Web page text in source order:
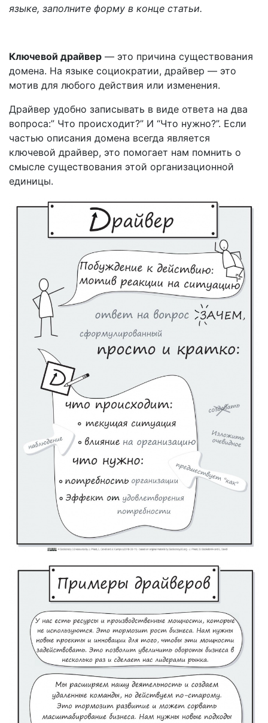
языке, заполните форму в конце статьи.
Ключевой драйвер — это причина существования
домена. На языке социократии, драйвер — это
мотив для любого действия или изменения.
Драйвер удобно записывать в виде ответа на два
вопроса:” Что происходит?” И “Что нужно?”. Если
частью описания домена всегда является
ключевой драйвер, это помогает нам помнить о
смысле существования этой организационной
единицы.